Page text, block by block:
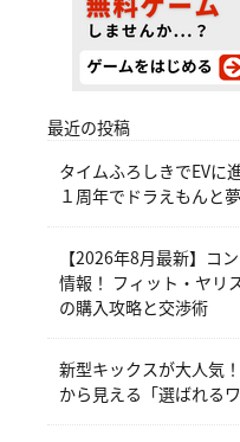
最近の投稿
タイムふろしきでEVに
１周年でドラえもんと
【2026年8月最新】コ
情報！ フィット・ヤリ
の購入攻略と交渉術
新型キックスが大人気
から見える「選ばれるワ